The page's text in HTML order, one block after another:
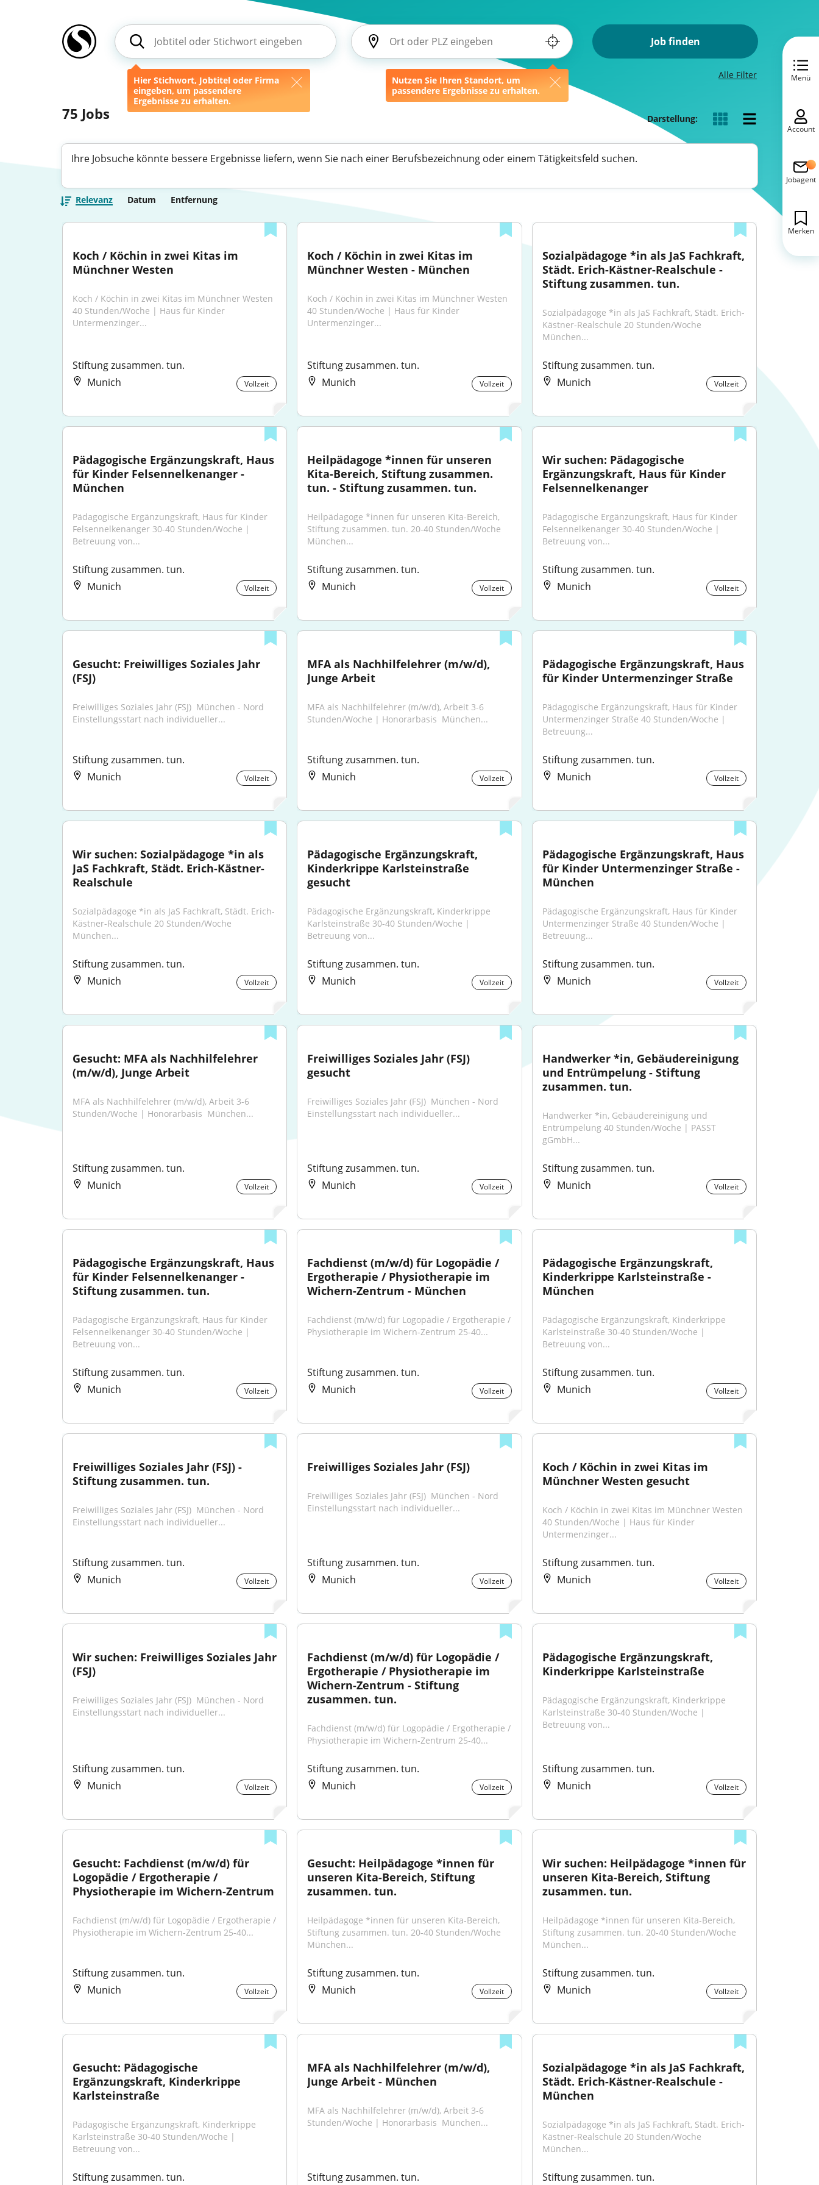
Hier Stichwort, Jobtitel oder Firma
eingeben, um passendere
Ergebnisse zu erhalten.
Nutzen Sie Ihren Standort, um
passendere Ergebnisse zu erhalten.
Job finden
Alle Filter
75 Jobs Darstellung:
Ihre Jobsuche könnte bessere Ergebnisse liefern, wenn Sie nach einer Berufsbezeichnung oder einem Tätigkeitsfeld suchen.
Relevanz Datum Entfernung
Koch / Köchin in zwei Kitas im
Münchner Westen
Koch / Köchin in zwei Kitas im Münchner Westen
40 Stunden/Woche | Haus für Kinder
Untermenzinger...
Stiftung zusammen. tun.
Munich
Vollzeit
Koch / Köchin in zwei Kitas im
Münchner Westen - München
Koch / Köchin in zwei Kitas im Münchner Westen
40 Stunden/Woche | Haus für Kinder
Untermenzinger...
Stiftung zusammen. tun.
Munich
Vollzeit
Sozialpädagoge *in als JaS Fachkraft,
Städt. Erich-Kästner-Realschule -
Stiftung zusammen. tun.
Sozialpädagoge *in als JaS Fachkraft, Städt. Erich-
Kästner-Realschule 20 Stunden/Woche ​
München...
Stiftung zusammen. tun.
Munich
Vollzeit
Pädagogische Ergänzungskraft, Haus
für Kinder Felsennelkenanger -
München
Pädagogische Ergänzungskraft, Haus für Kinder
Felsennelkenanger 30-40 Stunden/Woche |
Betreuung von...
Stiftung zusammen. tun.
Munich
Vollzeit
Heilpädagoge *innen für unseren
Kita-Bereich, Stiftung zusammen.
tun. - Stiftung zusammen. tun.
Heilpädagoge *innen für unseren Kita-Bereich,
Stiftung zusammen. tun. 20-40 Stunden/Woche ​
München...
Stiftung zusammen. tun.
Munich
Vollzeit
Wir suchen: Pädagogische
Ergänzungskraft, Haus für Kinder
Felsennelkenanger
Pädagogische Ergänzungskraft, Haus für Kinder
Felsennelkenanger 30-40 Stunden/Woche |
Betreuung von...
Stiftung zusammen. tun.
Munich
Vollzeit
Gesucht: Freiwilliges Soziales Jahr
(FSJ)
Freiwilliges Soziales Jahr (FSJ) ​ München - Nord ​
Einstellungsstart nach individueller...
Stiftung zusammen. tun.
Munich
Vollzeit
MFA als Nachhilfelehrer (m/w/d),
Junge Arbeit
MFA als Nachhilfelehrer (m/w/d), Arbeit 3-6
Stunden/Woche | Honorarbasis ​ München...
Stiftung zusammen. tun.
Munich
Vollzeit
Pädagogische Ergänzungskraft, Haus
für Kinder Untermenzinger Straße
Pädagogische Ergänzungskraft, Haus für Kinder
Untermenzinger Straße 40 Stunden/Woche |
Betreuung...
Stiftung zusammen. tun.
Munich
Vollzeit
Wir suchen: Sozialpädagoge *in als
JaS Fachkraft, Städt. Erich-Kästner-
Realschule
Sozialpädagoge *in als JaS Fachkraft, Städt. Erich-
Kästner-Realschule 20 Stunden/Woche ​
München...
Stiftung zusammen. tun.
Munich
Vollzeit
Pädagogische Ergänzungskraft,
Kinderkrippe Karlsteinstraße
gesucht
Pädagogische Ergänzungskraft, Kinderkrippe
Karlsteinstraße 30-40 Stunden/Woche |
Betreuung von...
Stiftung zusammen. tun.
Munich
Vollzeit
Pädagogische Ergänzungskraft, Haus
für Kinder Untermenzinger Straße -
München
Pädagogische Ergänzungskraft, Haus für Kinder
Untermenzinger Straße 40 Stunden/Woche |
Betreuung...
Stiftung zusammen. tun.
Munich
Vollzeit
Gesucht: MFA als Nachhilfelehrer
(m/w/d), Junge Arbeit
MFA als Nachhilfelehrer (m/w/d), Arbeit 3-6
Stunden/Woche | Honorarbasis ​ München...
Stiftung zusammen. tun.
Munich
Vollzeit
Freiwilliges Soziales Jahr (FSJ)
gesucht
Freiwilliges Soziales Jahr (FSJ) ​ München - Nord ​
Einstellungsstart nach individueller...
Stiftung zusammen. tun.
Munich
Vollzeit
Handwerker *in, Gebäudereinigung
und Entrümpelung - Stiftung
zusammen. tun.
Handwerker *in, Gebäudereinigung und
Entrümpelung 40 Stunden/Woche | PASST
gGmbH...
Stiftung zusammen. tun.
Munich
Vollzeit
Pädagogische Ergänzungskraft, Haus
für Kinder Felsennelkenanger -
Stiftung zusammen. tun.
Pädagogische Ergänzungskraft, Haus für Kinder
Felsennelkenanger 30-40 Stunden/Woche |
Betreuung von...
Stiftung zusammen. tun.
Munich
Vollzeit
Fachdienst (m/w/d) für Logopädie /
Ergotherapie / Physiotherapie im
Wichern-Zentrum - München
Fachdienst (m/w/d) für Logopädie / Ergotherapie /
Physiotherapie im Wichern-Zentrum 25-40...
Stiftung zusammen. tun.
Munich
Vollzeit
Pädagogische Ergänzungskraft,
Kinderkrippe Karlsteinstraße -
München
Pädagogische Ergänzungskraft, Kinderkrippe
Karlsteinstraße 30-40 Stunden/Woche |
Betreuung von...
Stiftung zusammen. tun.
Munich
Vollzeit
Freiwilliges Soziales Jahr (FSJ) -
Stiftung zusammen. tun.
Freiwilliges Soziales Jahr (FSJ) ​ München - Nord ​
Einstellungsstart nach individueller...
Stiftung zusammen. tun.
Munich
Vollzeit
Freiwilliges Soziales Jahr (FSJ)
Freiwilliges Soziales Jahr (FSJ) ​ München - Nord ​
Einstellungsstart nach individueller...
Stiftung zusammen. tun.
Munich
Vollzeit
Koch / Köchin in zwei Kitas im
Münchner Westen gesucht
Koch / Köchin in zwei Kitas im Münchner Westen
40 Stunden/Woche | Haus für Kinder
Untermenzinger...
Stiftung zusammen. tun.
Munich
Vollzeit
Wir suchen: Freiwilliges Soziales Jahr
(FSJ)
Freiwilliges Soziales Jahr (FSJ) ​ München - Nord ​
Einstellungsstart nach individueller...
Stiftung zusammen. tun.
Munich
Vollzeit
Fachdienst (m/w/d) für Logopädie /
Ergotherapie / Physiotherapie im
Wichern-Zentrum - Stiftung
zusammen. tun.
Fachdienst (m/w/d) für Logopädie / Ergotherapie /
Physiotherapie im Wichern-Zentrum 25-40...
Stiftung zusammen. tun.
Munich
Vollzeit
Pädagogische Ergänzungskraft,
Kinderkrippe Karlsteinstraße
Pädagogische Ergänzungskraft, Kinderkrippe
Karlsteinstraße 30-40 Stunden/Woche |
Betreuung von...
Stiftung zusammen. tun.
Munich
Vollzeit
Gesucht: Fachdienst (m/w/d) für
Logopädie / Ergotherapie /
Physiotherapie im Wichern-Zentrum
Fachdienst (m/w/d) für Logopädie / Ergotherapie /
Physiotherapie im Wichern-Zentrum 25-40...
Stiftung zusammen. tun.
Munich
Vollzeit
Gesucht: Heilpädagoge *innen für
unseren Kita-Bereich, Stiftung
zusammen. tun.
Heilpädagoge *innen für unseren Kita-Bereich,
Stiftung zusammen. tun. 20-40 Stunden/Woche ​
München...
Stiftung zusammen. tun.
Munich
Vollzeit
Wir suchen: Heilpädagoge *innen für
unseren Kita-Bereich, Stiftung
zusammen. tun.
Heilpädagoge *innen für unseren Kita-Bereich,
Stiftung zusammen. tun. 20-40 Stunden/Woche ​
München...
Stiftung zusammen. tun.
Munich
Vollzeit
Gesucht: Pädagogische
Ergänzungskraft, Kinderkrippe
Karlsteinstraße
Pädagogische Ergänzungskraft, Kinderkrippe
Karlsteinstraße 30-40 Stunden/Woche |
Betreuung von...
Stiftung zusammen. tun.
MFA als Nachhilfelehrer (m/w/d),
Junge Arbeit - München
MFA als Nachhilfelehrer (m/w/d), Arbeit 3-6
Stunden/Woche | Honorarbasis ​ München...
Stiftung zusammen. tun.
Sozialpädagoge *in als JaS Fachkraft,
Städt. Erich-Kästner-Realschule -
München
Sozialpädagoge *in als JaS Fachkraft, Städt. Erich-
Kästner-Realschule 20 Stunden/Woche ​
München...
Stiftung zusammen. tun.
Menü
Account
Jobagent
Merken